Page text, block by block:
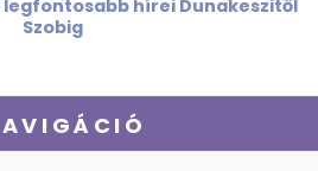
hírei Dunakeszitől
Szobig